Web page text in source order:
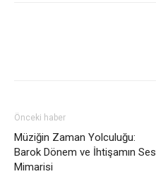
Önceki haber
Müziğin Zaman Yolculuğu:
Barok Dönem ve İhtişamın Ses
Mimarisi